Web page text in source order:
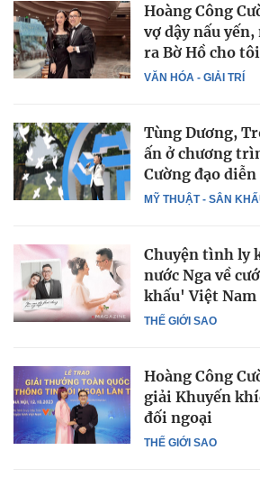
VĂN HÓA - GIẢI TRÍ
Hoàng Công
vợ dậy nấu
ra Bờ Hồ cho
MỸ THUẬT - SÂN
Tùng Dương,
ấn ở chương
Cường đạo diễn
THẾ GIỚI SAO
Chuyện tình ly
nước Nga về
khấu' Việt Nam
THẾ GIỚI SAO
Hoàng Công
giải Khuyến
đối ngoại